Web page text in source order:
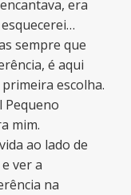
era
sempre que
é aqui
escolha.
Pequeno
mim.
ao lado de
ver a
na